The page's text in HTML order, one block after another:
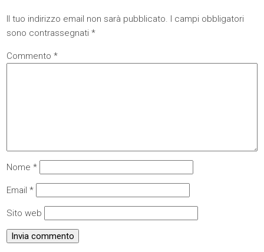
Il tuo indirizzo email non sarà pubblicato. I campi obbligatori
sono contrassegnati*
Commento*
Nome*
Email*
Sito web